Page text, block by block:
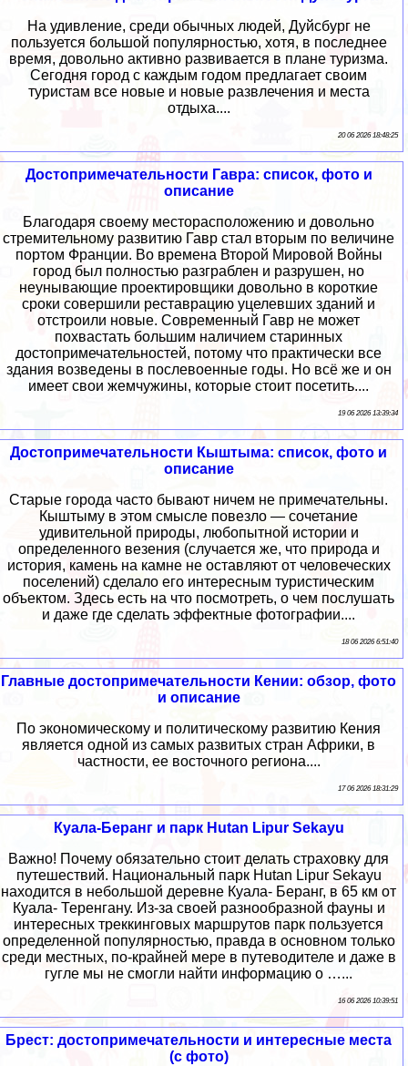
На удивление, среди обычных людей, Дуйсбург не
пользуется большой популярностью, хотя, в последнее
время, довольно активно развивается в плане туризма.
Сегодня город с каждым годом предлагает своим
туристам все новые и новые развлечения и места
отдыха....
20 06 2026 18:48:25
Достопримечательности Гавра: список, фото и
описание
Благодаря своему месторасположению и довольно
стремительному развитию Гавр стал вторым по величине
портом Франции. Во времена Второй Мировой Войны
город был полностью разграблен и разрушен, но
неунывающие проектировщики довольно в короткие
сроки совершили реставрацию уцелевших зданий и
отстроили новые. Современный Гавр не может
похвастать большим наличием старинных
достопримечательностей, потому что практически все
здания возведены в послевоенные годы. Но всё же и он
имеет свои жемчужины, которые стоит посетить....
19 06 2026 13:39:34
Достопримечательности Кыштыма: список, фото и
описание
Старые города часто бывают ничем не примечательны.
Кыштыму в этом смысле повезло — сочетание
удивительной природы, любопытной истории и
определенного везения (случается же, что природа и
история, камень на камне не оставляют от человеческих
поселений) сделало его интересным туристическим
объектом. Здесь есть на что посмотреть, о чем послушать
и даже где сделать эффектные фотографии....
18 06 2026 6:51:40
Главные достопримечательности Кении: обзор, фото
и описание
По экономическому и политическому развитию Кения
является одной из самых развитых стран Африки, в
частности, ее восточного региона....
17 06 2026 18:31:29
Куала-Беранг и парк Hutan Lipur Sekayu
Важно! Почему обязательно стоит делать страховку для
путешествий. Национальный парк Hutan Lipur Sekayu
находится в небольшой деревне Куала- Беранг, в 65 км от
Куала- Теренгану. Из-за своей разнообразной фауны и
интересных треккинговых маршрутов парк пользуется
определенной популярностью, правда в основном только
среди местных, по-крайней мере в путеводителе и даже в
гугле мы не смогли найти информацию о …...
16 06 2026 10:39:51
Брест: достопримечательности и интересные места
(с фото)